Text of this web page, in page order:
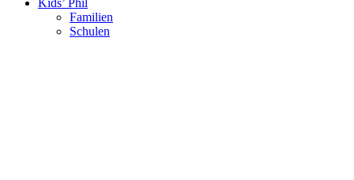
Familien
Schulen